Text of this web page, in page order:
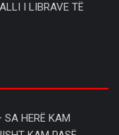
I LIBRAVE TË
SA HERË KAM